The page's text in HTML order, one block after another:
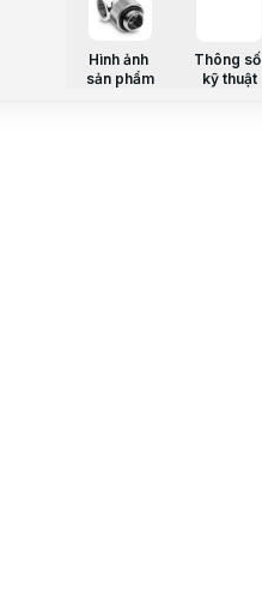
Hình ảnh
sản phẩm
Thông số
kỹ thuật